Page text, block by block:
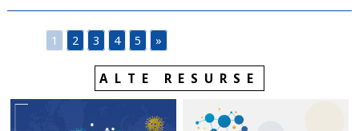
1 2 3 4 5 »
ALTE RESURSE